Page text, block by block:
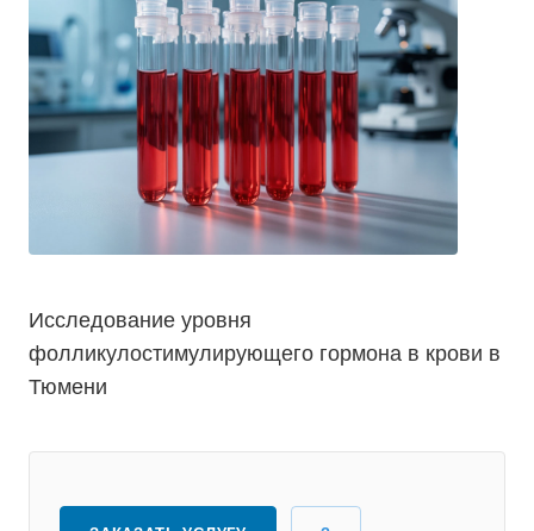
Исследование уровня
фолликулостимулирующего гормона в крови в
Тюмени